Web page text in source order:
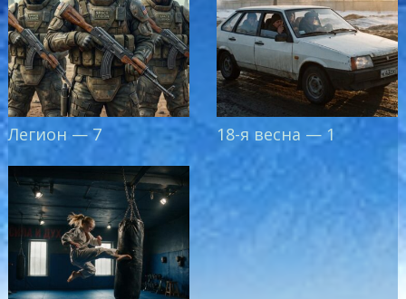
Легион — 7 18-я весна — 1